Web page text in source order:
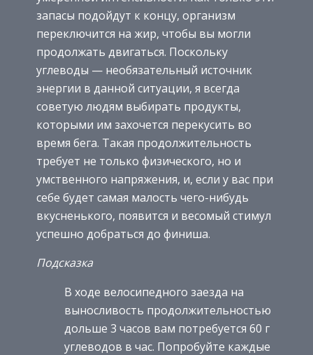
запасы подойдут к концу, организм
переключится на жир, чтобы вы могли
продолжать двигаться. Поскольку
углеводы — необязательный источник
энергии в данной ситуации, я всегда
советую людям выбирать продукты,
которыми им захочется перекусить во
время бега. Такая продолжительность
требует не только физического, но и
умственного напряжения, и, если у вас при
себе будет самая малость чего-нибудь
вкусненького, появится и весомый стимул
успешно добраться до финиша.
Подсказка
В ходе велосипедного заезда на
выносливость продолжительностью
дольше 3 часов вам потребуется 60 г
углеводов в час. Попробуйте каждые